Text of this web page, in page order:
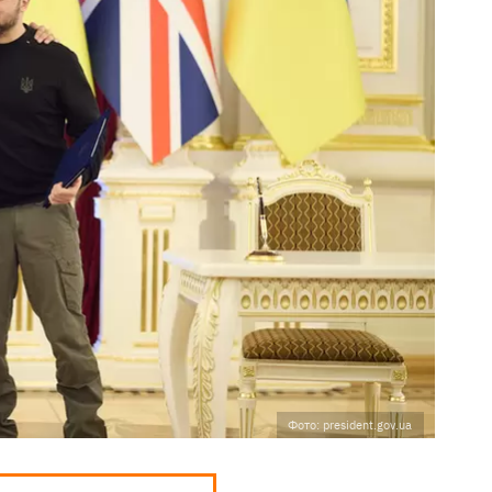
Фото: president.gov.ua